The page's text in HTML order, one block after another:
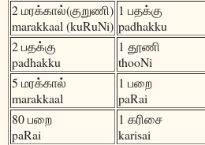
2 மரக்கால்(குறுணி)
marakkaal (kuRuNi)
1 பதக்கு
padhakku
2 பதக்கு
padhakku
1 தூணி
thooNi
5 மரக்கால்
marakkaal
1 பறை
paRai
80 பறை
paRai
1 கரிசை
karisai